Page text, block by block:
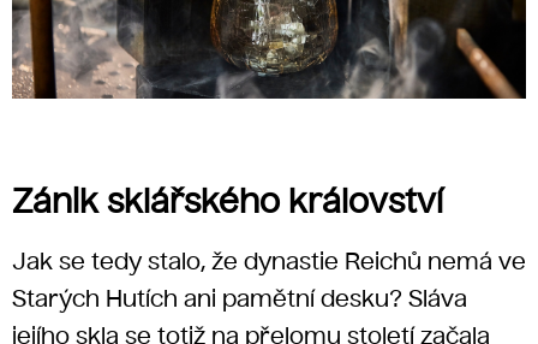
Zánik sklářského království
Jak se tedy stalo, že dynastie Reichů nemá ve
Starých Hutích ani pamětní desku? Sláva
jejího skla se totiž na přelomu století začala